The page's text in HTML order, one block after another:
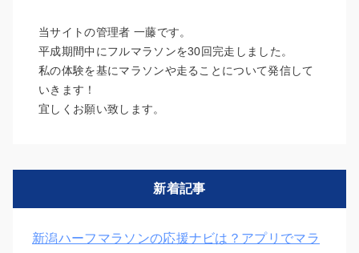
当サイトの管理者 一藤です。
平成期間中にフルマラソンを30回完走しました。
私の体験を基にマラソンや走ることについて発信して
いきます！
宜しくお願い致します。
新着記事
新潟ハーフマラソンの応援ナビは？アプリでマラ